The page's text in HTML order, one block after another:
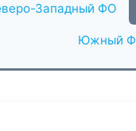
Западный ФО
Южный